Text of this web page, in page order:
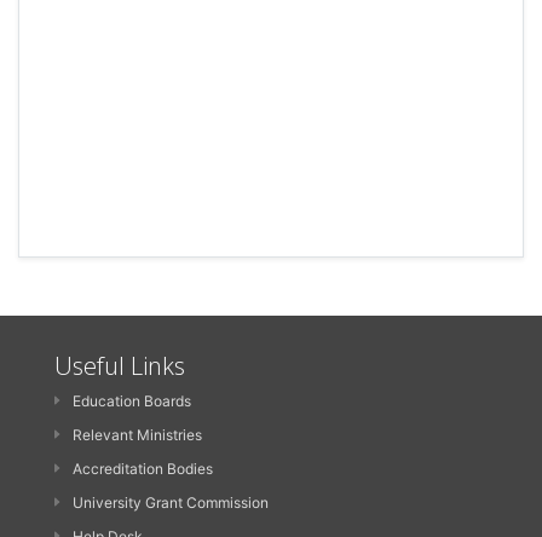
Useful Links
Education Boards
Relevant Ministries
Accreditation Bodies
University Grant Commission